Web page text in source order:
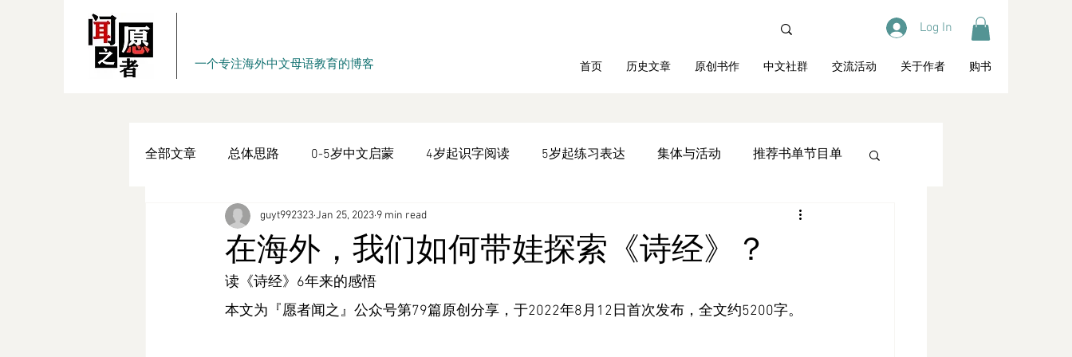
一个专注海外中文母语教育的博客
Log In
首页 历史文章 原创书作 中文社群 交流活动 关于作者 购书
全部文章 总体思路 0-5岁中文启蒙 4岁起识字阅读 5岁起练习表达 集体与活动 推荐书单节目单
内在动力 学习习惯 系统教材学习 访谈专栏
原创书作 『愿者闻之』周年庆
在海外，我们如何带娃探索《诗经》？
guyt992323Jan 25, 2023 9 min read
读《诗经》6年来的感悟
本文为『愿者闻之』公众号第79篇原创分享，于2022年8月12日首次发布，全文约5200字。